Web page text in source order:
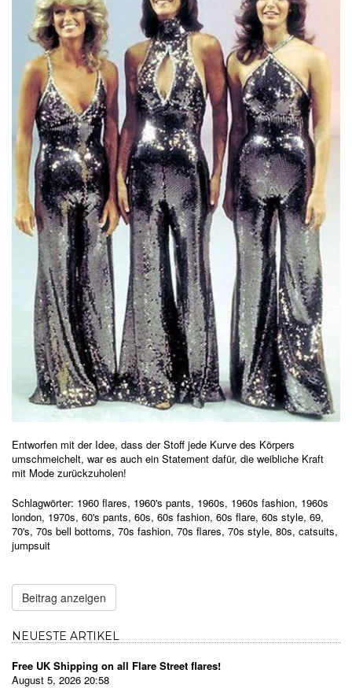
Entworfen mit der Idee, dass der Stoff jede Kurve des Körpers
umschmeichelt, war es auch ein Statement dafür, die weibliche Kraft
mit Mode zurückzuholen!
Schlagwörter: 1960 flares, 1960's pants, 1960s, 1960s fashion, 1960s
london, 1970s, 60's pants, 60s, 60s fashion, 60s flare, 60s style, 69,
70's, 70s bell bottoms, 70s fashion, 70s flares, 70s style, 80s, catsuits,
jumpsuit
Beitrag anzeigen
NEUESTE ARTIKEL
Free UK Shipping on all Flare Street flares!
August 5, 2026 20:58